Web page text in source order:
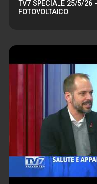
TV7 SPECIALE 25/5/26
FOTOVOLTAICO